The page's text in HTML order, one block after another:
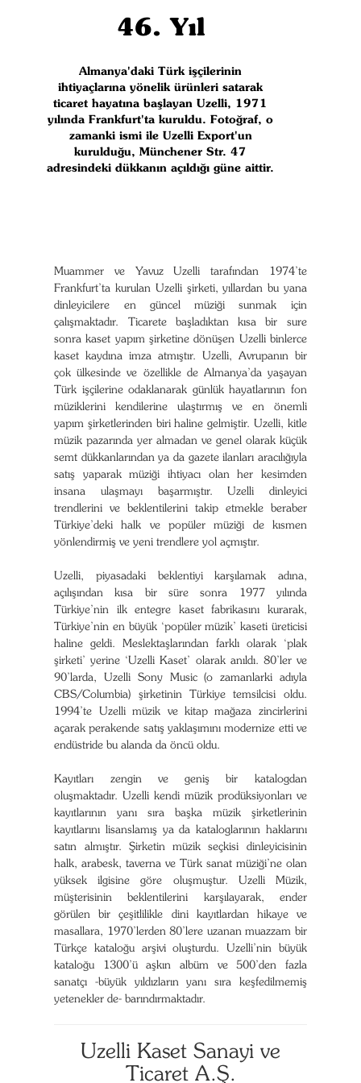
46. Yıl
Almanya'daki Türk işçilerinin
ihtiyaçlarına yönelik ürünleri satarak
ticaret hayatına başlayan Uzelli, 1971
yılında Frankfurt'ta kuruldu. Fotoğraf, o
zamanki ismi ile Uzelli Export'un
kurulduğu, Münchener Str. 47
adresindeki dükkanın açıldığı güne aittir.
Muammer ve Yavuz Uzelli tarafından 1974’te
Frankfurt’ta kurulan Uzelli şirketi, yıllardan bu yana
dinleyicilere en güncel müziği sunmak için
çalışmaktadır. Ticarete başladıktan kısa bir sure
sonra kaset yapım şirketine dönüşen Uzelli binlerce
kaset kaydına imza atmıştır. Uzelli, Avrupanın bir
çok ülkesinde ve özellikle de Almanya’da yaşayan
Türk işçilerine odaklanarak günlük hayatlarının fon
müziklerini kendilerine ulaştırmış ve en önemli
yapım şirketlerinden biri haline gelmiştir. Uzelli, kitle
müzik pazarında yer almadan ve genel olarak küçük
semt dükkanlarından ya da gazete ilanları aracılığıyla
satış yaparak müziği ihtiyacı olan her kesimden
insana ulaşmayı başarmıştır. Uzelli dinleyici
trendlerini ve beklentilerini takip etmekle beraber
Türkiye’deki halk ve popüler müziği de kısmen
yönlendirmiş ve yeni trendlere yol açmıştır.
Uzelli, piyasadaki beklentiyi karşılamak adına,
açılışından kısa bir süre sonra 1977 yılında
Türkiye’nin ilk entegre kaset fabrikasını kurarak,
Türkiye’nin en büyük ‘popüler müzik’ kaseti üreticisi
haline geldi. Meslektaşlarından farklı olarak ‘plak
şirketi’ yerine ‘Uzelli Kaset’ olarak anıldı. 80’ler ve
90’larda, Uzelli Sony Music (o zamanlarki adıyla
CBS/Columbia) şirketinin Türkiye temsilcisi oldu.
1994’te Uzelli müzik ve kitap mağaza zincirlerini
açarak perakende satış yaklaşımını modernize etti ve
endüstride bu alanda da öncü oldu.
Kayıtları zengin ve geniş bir katalogdan
oluşmaktadır. Uzelli kendi müzik prodüksiyonları ve
kayıtlarının yanı sıra başka müzik şirketlerinin
kayıtlarını lisanslamış ya da kataloglarının haklarını
satın almıştır. Şirketin müzik seçkisi dinleyicisinin
halk, arabesk, taverna ve Türk sanat müziği’ne olan
yüksek ilgisine göre oluşmuştur. Uzelli Müzik,
müşterisinin beklentilerini karşılayarak, ender
görülen bir çeşitlilikle dini kayıtlardan hikaye ve
masallara, 1970’lerden 80’lere uzanan muazzam bir
Türkçe kataloğu arşivi oluşturdu. Uzelli’nin büyük
kataloğu 1300’ü aşkın albüm ve 500’den fazla
sanatçı -büyük yıldızların yanı sıra keşfedilmemiş
yetenekler de- barındırmaktadır.
Uzelli Kaset Sanayi ve
Ticaret A.Ş.